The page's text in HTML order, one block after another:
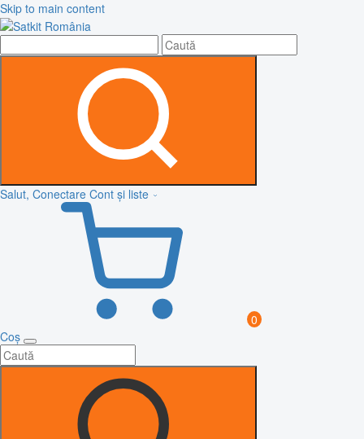
Skip to main content
Salut, Conectare Cont și liste
0
Coș